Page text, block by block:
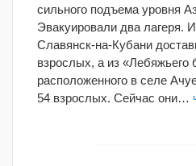
сильного подъема уровня
Эвакуировали два лагеря.
Славянск-на-Кубани
взрослых, а из «Лебяжьего
расположенного в селе
54 взрослых. Сейчас они…